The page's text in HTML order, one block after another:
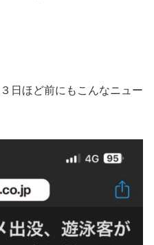
日ほど前にもこんなニュー